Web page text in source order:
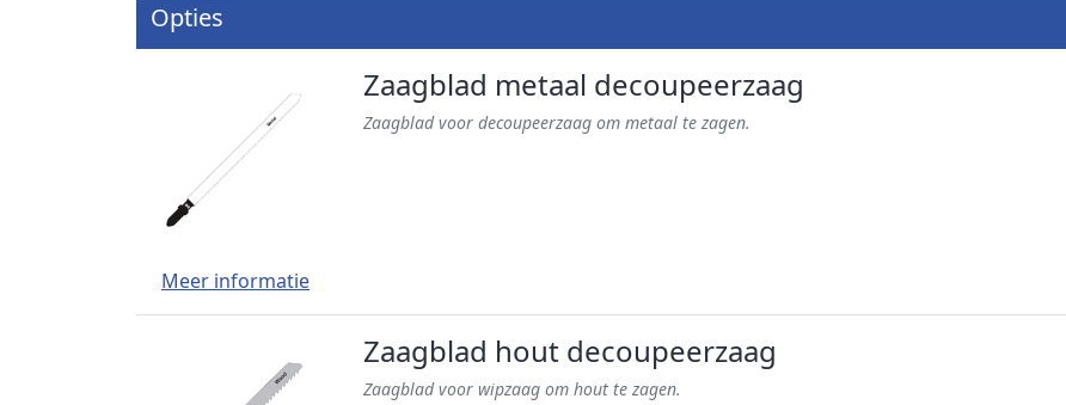
Opties
Meer informatie
Zaagblad metaal decoupeerzaag
Zaagblad voor decoupeerzaag om metaal te zagen.
Zaagblad hout decoupeerzaag
Zaagblad voor wipzaag om hout te zagen.